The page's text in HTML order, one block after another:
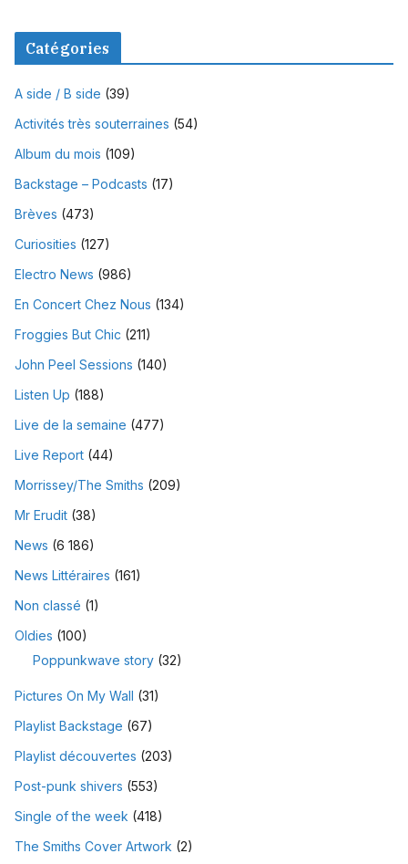
Catégories
A side / B side (39)
Activités très souterraines (54)
Album du mois (109)
Backstage – Podcasts (17)
Brèves (473)
Curiosities (127)
Electro News (986)
En Concert Chez Nous (134)
Froggies But Chic (211)
John Peel Sessions (140)
Listen Up (188)
Live de la semaine (477)
Live Report (44)
Morrissey/The Smiths (209)
Mr Erudit (38)
News (6 186)
News Littéraires (161)
Non classé (1)
Oldies (100)
Poppunkwave story (32)
Pictures On My Wall (31)
Playlist Backstage (67)
Playlist découvertes (203)
Post-punk shivers (553)
Single of the week (418)
The Smiths Cover Artwork (2)